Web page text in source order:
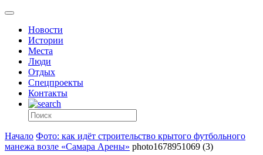
Новости
Истории
Места
Люди
Отдых
Спецпроекты
Контакты
Начало Фото: как идёт строительство крытого футбольного
манежа возле «Самара Арены» photo1678951069 (3)